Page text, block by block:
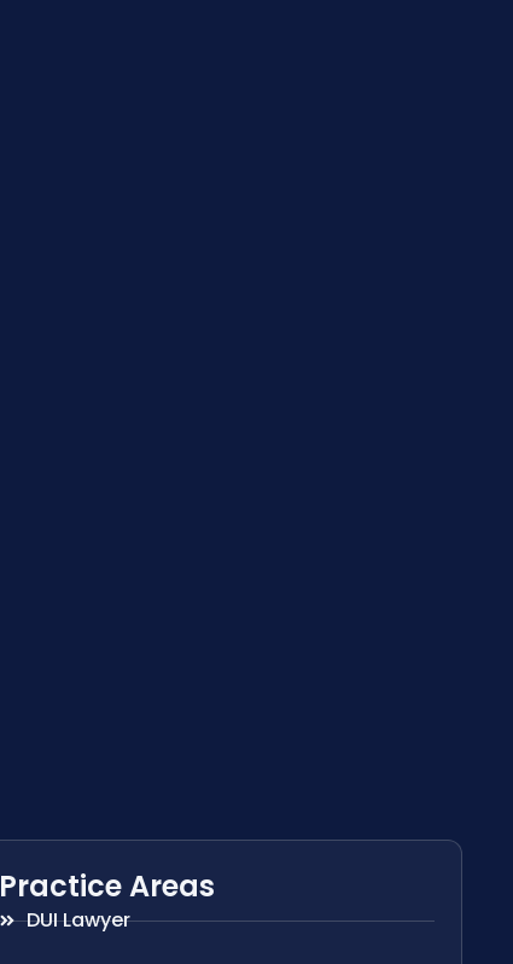
Practice Areas
DUI Lawyer